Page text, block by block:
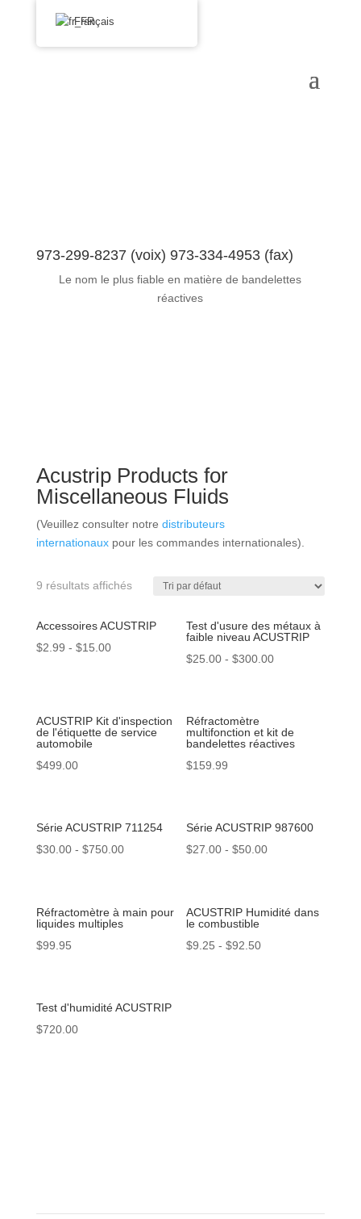
973-299-8237 (voix) 973-334-4953 (fax)
Le nom le plus fiable en matière de bandelettes
réactives
Acustrip Products for
Miscellaneous Fluids
(Veuillez consulter notre distributeurs
internationauxpour les commandes internationales).
9 résultats affichés
Accessoires ACUSTRIP
$2.99 - $15.00
Test d'usure des métaux à
faible niveau ACUSTRIP
$25.00 -$300.00
ACUSTRIP Kit d'inspection
de l'étiquette de service
automobile
$499.00
Réfractomètre
multifonction et kit de
bandelettes réactives
$159.99
Série ACUSTRIP 711254
$30.00- $750.00
Série ACUSTRIP 987600
$27.00 -$50.00
Réfractomètre à main pour
liquides multiples
$99.95
ACUSTRIP Humidité dans
le combustible
$9.25 -$92.50
Test d'humidité ACUSTRIP
$720.00
Français